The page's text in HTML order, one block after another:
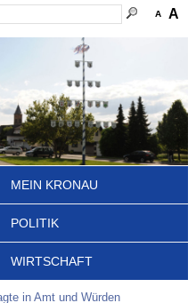
A A
MEIN KRONAU
POLITIK
WIRTSCHAFT
in Amt und Würden